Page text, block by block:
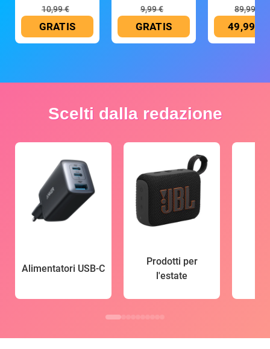
10,99 €
GRATIS
9,99 €
GRATIS
89,99 €
49,99 €
Scelti dalla redazione
Alimentatori USB-C
Prodotti per
l'estate